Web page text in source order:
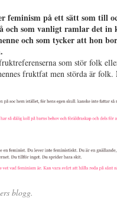
feminism på ett sätt som till
och som vanligt ramlar det in
och som tycker att hon
som stör folk
fruktfat men störda är
blogg.